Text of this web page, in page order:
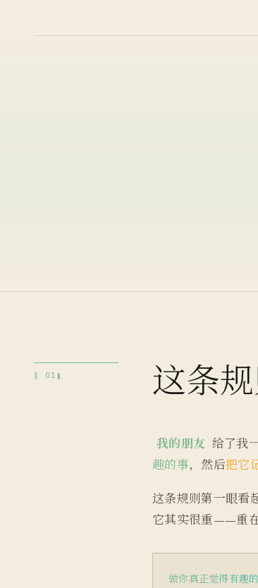
§ 01 这条
我的朋友 给了我
趣的事，然后把它
这条规则第一眼看
它其实很重——重在
做你真正觉得有趣